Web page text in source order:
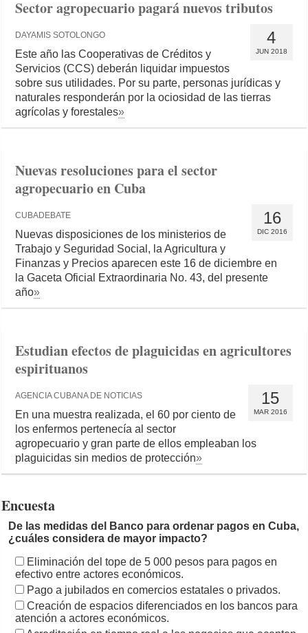
Sector agropecuario pagará nuevos tributos
4
JUN 2018
DAYAMIS SOTOLONGO
Este año las Cooperativas de Créditos y
Servicios (CCS) deberán liquidar impuestos
sobre sus utilidades. Por su parte, personas jurídicas y
naturales responderán por la ociosidad de las tierras
agrícolas y forestales»
Nuevas resoluciones para el sector
agropecuario en Cuba
16
DIC 2016
CUBADEBATE
Nuevas disposiciones de los ministerios de
Trabajo y Seguridad Social, la Agricultura y
Finanzas y Precios aparecen este 16 de diciembre en
la Gaceta Oficial Extraordinaria No. 43, del presente
año»
Estudian efectos de plaguicidas en agricultores
espirituanos
15
MAR 2016
AGENCIA CUBANA DE NOTICIAS
En una muestra realizada, el 60 por ciento de
los enfermos pertenecía al sector
agropecuario y gran parte de ellos empleaban los
plaguicidas sin medios de protección»
Encuesta
De las medidas del Banco para ordenar pagos en Cuba,
¿cuáles considera de mayor impacto?
Eliminación del tope de 5 000 pesos para pagos en
efectivo entre actores económicos.
Pago a jubilados en comercios estatales o privados.
Creación de espacios diferenciados en los bancos para
atención a actores económicos.